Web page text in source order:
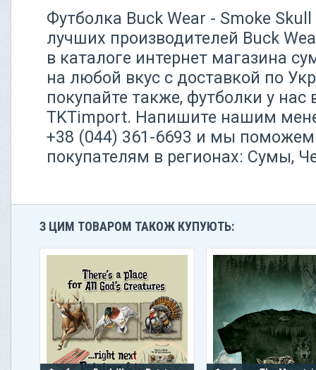
Футболка Buck Wear - Smoke
лучших производителей Buck
в каталоге интернет магазина
на любой вкус с доставкой по
покупайте также, футболки у
TKTimport. Напишите нашим
+38 (044) 361-6693 и мы
покупателям в регионах: Сумы,
З ЦИМ ТОВАРОМ ТАКОЖ КУПУЮТЬ: